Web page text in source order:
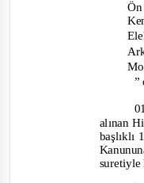
”
alınan
başlıklı
suretiyle